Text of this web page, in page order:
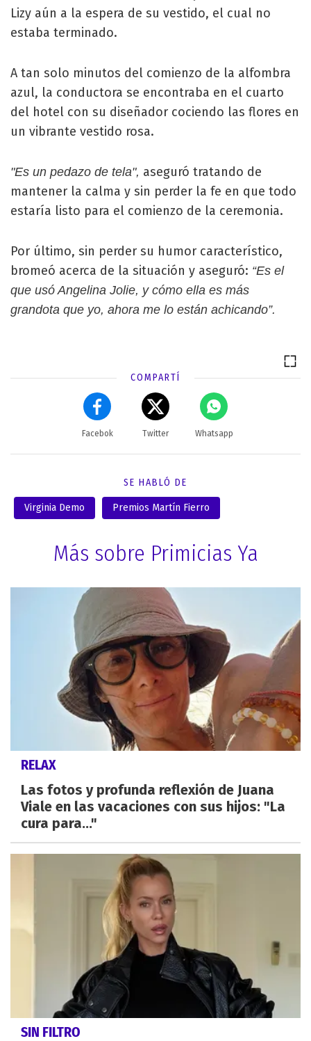
Lizy aún a la espera de su vestido, el cual no
estaba terminado.
A tan solo minutos del comienzo de la alfombra
azul, la conductora se encontraba en el cuarto
del hotel con su diseñador cociendo las flores en
un vibrante vestido rosa.
"Es un pedazo de tela", aseguró tratando de
mantener la calma y sin perder la fe en que todo
estaría listo para el comienzo de la ceremonia.
Por último, sin perder su humor característico,
bromeó acerca de la situación y aseguró: “Es el
que usó Angelina Jolie, y cómo ella es más
grandota que yo, ahora me lo están achicando”.
COMPARTÍ
Facebok Twitter Whatsapp
SE HABLÓ DE
Virginia Demo Premios Martín Fierro
Más sobre Primicias Ya
RELAX
Las fotos y profunda reflexión de Juana
Viale en las vacaciones con sus hijos: "La
cura para..."
SIN FILTRO